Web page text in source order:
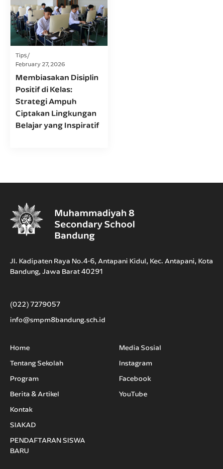
Tips
February 27, 2026
Membiasakan Disiplin
Positif di Kelas:
Strategi Ampuh
Ciptakan Lingkungan
Belajar yang Inspiratif
Jl. Kadipaten Raya No.4-6, Antapani Kidul, Kec. Antapani, Kota
Bandung, Jawa Barat 40291
(022) 7279057
info@smpm8bandung.sch.id
Home
Tentang Sekolah
Program
Berita & Artikel
Kontak
SIAKAD
PENDAFTARAN SISWA
BARU
Media Sosial
Instagram
Facebook
YouTube